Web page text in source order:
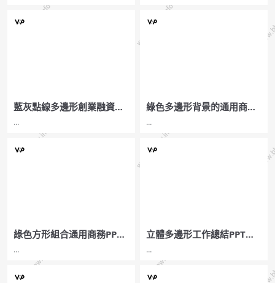
藍灰點線多邊形創業融資計
...
綠色多邊形背景的通用商務
...
綠色方形組合通用商務PPT
...
立體多邊形工作總結PPT模
...